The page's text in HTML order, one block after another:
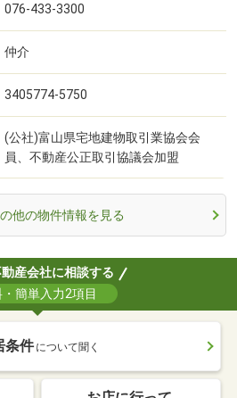
076-433-3300
仲介
3405774-5750
(公社)富山県宅地建物取引業協会会
員、不動産公正取引協議会加盟
他の物件情報を見る
産会社に相談する
簡単入力2項目
条件 について聞く